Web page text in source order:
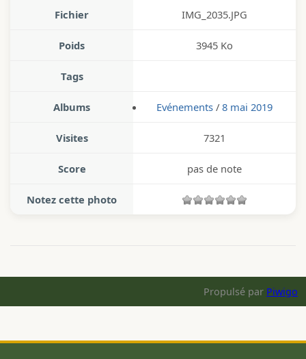
Fichier IMG_2035.JPG
Poids 3945 Ko
Tags
Albums Evénements / 8 mai 2019
Visites 7321
Score pas de note
Notez cette photo
Propulsé par Piwigo